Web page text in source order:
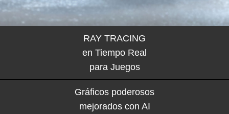
RAY TRACING
en Tiempo Real
para Juegos
Gráficos poderosos
mejorados con AI